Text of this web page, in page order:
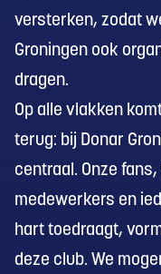
versterken, zodat
Groningen ook
dragen.
Op alle vlakken
terug: bij Donar
centraal. Onze
medewerkers en
hart toedraagt,
deze club. We